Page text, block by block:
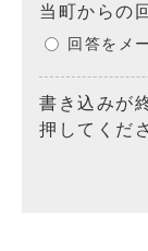
当町からの
回答をメ
書き込みが
押してくだ